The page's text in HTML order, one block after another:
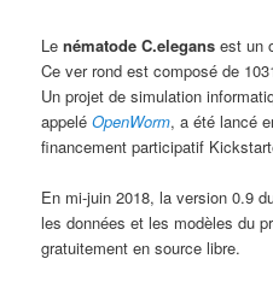
Lenématode C.elegans est un
Ce ver rond est composé de
Un projet de simulation
appeléOpenWorm, a été lancé
financement participatif
En mi-juin 2018, la version 0.9
les données et les modèles du
gratuitement en source libre.